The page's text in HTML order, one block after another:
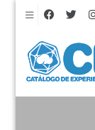
Navegación